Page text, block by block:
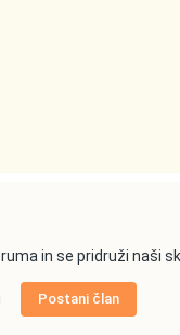
in se pridruži naši
Postani član